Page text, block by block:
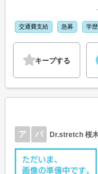
交通費支給 急募 学
キープする
ア パ Dr.stretch 桜